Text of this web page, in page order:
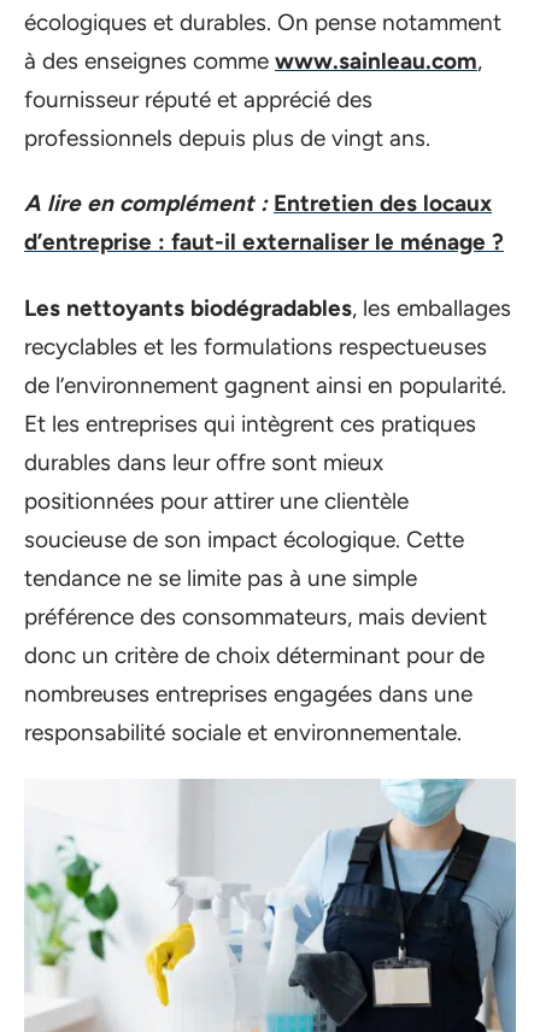
écologiques et durables. On pense notamment
à des enseignes comme www.sainleau.com,
fournisseur réputé et apprécié des
professionnels depuis plus de vingt ans.
A lire en complément : Entretien des locaux
d’entreprise : faut-il externaliser le ménage ?
Les nettoyants biodégradables, les emballages
recyclables et les formulations respectueuses
de l’environnement gagnent ainsi en popularité.
Et les entreprises qui intègrent ces pratiques
durables dans leur offre sont mieux
positionnées pour attirer une clientèle
soucieuse de son impact écologique. Cette
tendance ne se limite pas à une simple
préférence des consommateurs, mais devient
donc un critère de choix déterminant pour de
nombreuses entreprises engagées dans une
responsabilité sociale et environnementale.